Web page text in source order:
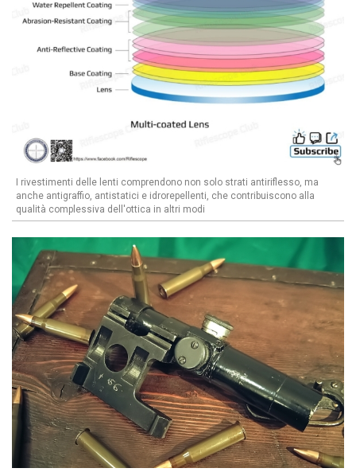
I rivestimenti delle lenti comprendono non solo strati antiriflesso, ma
anche antigraffio, antistatici e idrorepellenti, che contribuiscono alla
qualità complessiva dell'ottica in altri modi